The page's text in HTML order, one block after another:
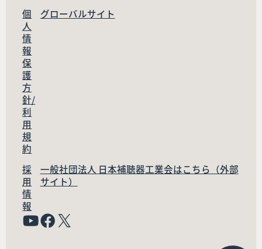
個
人
情
報
保
護
方
針/
利
用
規
約
グローバルサイト
採
用
情
報
一般社団法人 日本補聴器工業会はこちら（外部
サイト）